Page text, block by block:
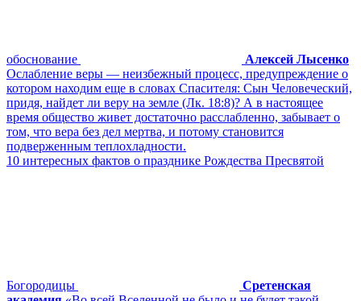
обоснование
Алексей Лысенко
Ослабление веры ― неизбежный процесс, предупреждение о
котором находим еще в словах Спасителя: Сын Человеческий,
придя, найдет ли веру на земле (Лк. 18:8)? А в настоящее
время общество живет достаточно расслабленно, забывает о
том, что вера без дел мертва, и потому становится
подверженным теплохладности.
10 интересных фактов о празднике Рождества Пресвятой
Богородицы
Сретенская